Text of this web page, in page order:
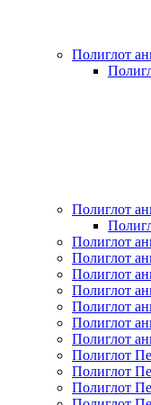
Полиглот
Полиглот
Полиглот
Полиглот
Полиглот
Полиглот
Полиглот
Полиглот
Полиглот
Полиглот
Полиглот
Полиглот